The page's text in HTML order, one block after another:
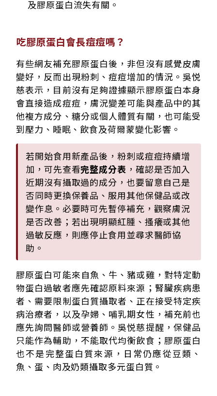
及膠原蛋白流失有關。
吃膠原蛋白會長痘痘嗎？
有些網友補充膠原蛋白後，非但沒有感覺皮膚
變好，反而出現粉刺、痘痘增加的情況。吳悦
慈表示，目前沒有足夠證據顯示膠原蛋白本身
會直接造成痘痘，膚況變差可能與產品中的其
他複方成分、糖分或個人體質有關，也可能受
到壓力、睡眠、飲食及荷爾蒙變化影響。
若開始食用新產品後，粉刺或痘痘持續增
加，可先查看完整成分表 ，確認是否加入
近期沒有攝取過的成分，也要留意自己是
否同時更換保養品、服用其他保健品或改
變作息。必要時可先暫停補充，觀察膚況
是否改善；若出現明顯紅腫、搔癢或其他
過敏反應，則應停止食用並尋求醫師協
助。
膠原蛋白可能來自魚、牛、豬或雞，對特定動
物蛋白過敏者應先確認原料來源；腎臟疾病患
者、需要限制蛋白質攝取者、正在接受特定疾
病治療者，以及孕婦、哺乳期女性，補充前也
應先詢問醫師或營養師。吳悦慈提醒，保健品
只能作為輔助，不能取代均衡飲食；膠原蛋白
也不是完整蛋白質來源，日常仍應從豆類、
魚、蛋、肉及奶類攝取多元蛋白質。